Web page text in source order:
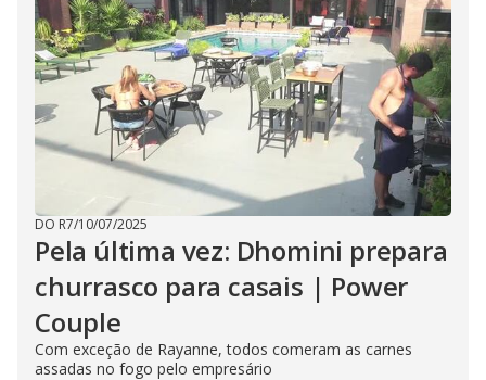
DO R7/10/07/2025
Pela última vez: Dhomini prepara
churrasco para casais | Power
Couple
Com exceção de Rayanne, todos comeram as carnes
assadas no fogo pelo empresário